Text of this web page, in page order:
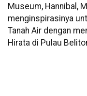
Museum, Hannibal,
menginspirasinya
Tanah Air dengan
Hirata di Pulau